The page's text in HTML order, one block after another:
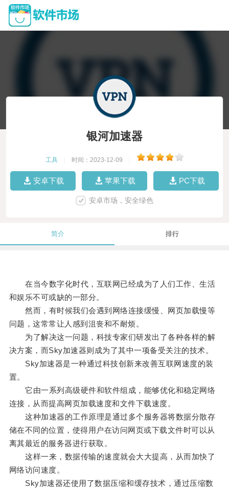
银河加速器
工具 时间：2023-12-09
安卓下载 苹果下载 PC下载
安卓市场，安全绿色
简介 排行
在当今数字化时代，互联网已经成为了人们工作、生活
和娱乐不可或缺的一部分。
然而，有时候我们会遇到网络连接缓慢、网页加载慢等
问题，这常常让人感到沮丧和不耐烦。
为了解决这一问题，科技专家们研发出了各种各样的解
决方案，而Sky加速器则成为了其中一项备受关注的技术。
Sky加速器是一种通过科技创新来改善互联网速度的装
置。
它由一系列高级硬件和软件组成，能够优化和稳定网络
连接，从而提高网页加载速度和文件下载速度。
这种加速器的工作原理是通过多个服务器将数据分散存
储在不同的位置，使得用户在访问网页或下载文件时可以从
离其最近的服务器进行获取。
这样一来，数据传输的速度就会大大提高，从而加快了
网络访问速度。
Sky加速器还使用了数据压缩和缓存技术，通过压缩数